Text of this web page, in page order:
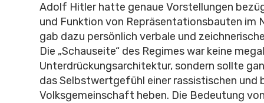
Adolf Hitler hatte genaue Vorstellungen
und Funktion von Repräsentationsbauten im
gab dazu persönlich verbale und
Die „Schauseite“ des Regimes war keine
Unterdrückungsarchitektur, sondern sollte
das Selbstwertgefühl einer rassistischen und
Volksgemeinschaft heben. Die Bedeutung